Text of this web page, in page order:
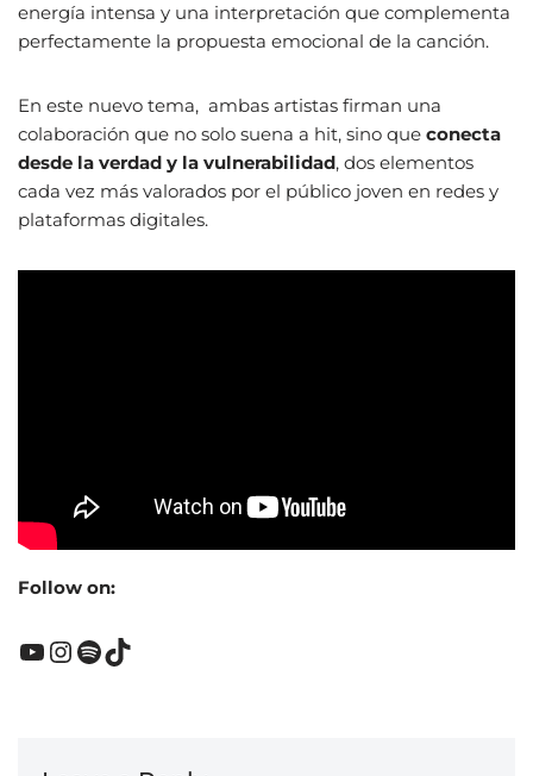
energía intensa y una interpretación que complementa
perfectamente la propuesta emocional de la canción.
En este nuevo tema, ambas artistas firman una
colaboración que no solo suena a hit, sino que conecta
desde la verdad y la vulnerabilidad, dos elementos
cada vez más valorados por el público joven en redes y
plataformas digitales.
Follow on: